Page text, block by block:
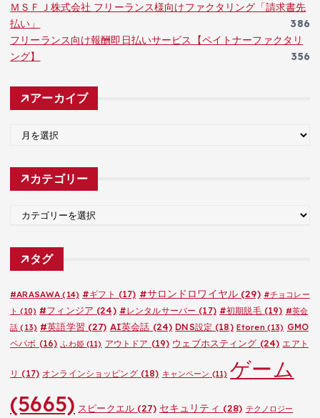
ＭＳＦＪ株式会社 フリーランス様向けファクタリング「請求書先
払い」
386
フリーランス向け報酬即日払いサービス【ペイトナーファクタリ
ング】
356
アーカイブ
カ
カテゴリー
ゴ
タグ
#ARASAWA (14) #ギフト (17) #サロンドロワイヤル(29) #チョコレー
ト (10) #フィンジア (24) #レンタルサーバー (17) #初期脱毛(19) #英会
話 (13) #英語学習 (27) AI英会話 (24) DNS設定 (18) Etoren(13) GMO
ペパボ (16) ふわ姫(11) アウトドア (19) ウェブホスティング (24) エアト
リ (17) オンラインショッピング(18) キャンペーン (11) ゲーム
(5665) スピークエル(27) セキュリティ (28) テクノロジー